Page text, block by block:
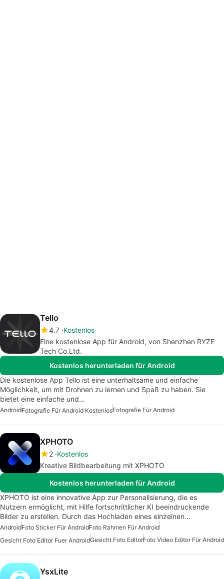
Tello
4.7 Kostenlos
Eine kostenlose App für Android, von Shenzhen RYZE
Tech Co.Ltd.
Kostenlos herunterladen für Android
Die kostenlose App Tello ist eine unterhaltsame und einfache
Möglichkeit, um mit Drohnen zu lernen und Spaß zu haben. Sie
bietet eine einfache und…
AndroidFotografie Für Android KostenlosFotografie Für Android
XPHOTO
2 Kostenlos
Kreative Bildbearbeitung mit XPHOTO
Kostenlos herunterladen für Android
XPHOTO ist eine innovative App zur Personalisierung, die es
Nutzern ermöglicht, mit Hilfe fortschrittlicher KI beeindruckende
Bilder zu erstellen. Durch das Hochladen eines einzelnen…
AndroidFoto Sticker Für AndroidFoto Rahmen Für Android
Gesicht Foto Editor Fuer AndroidGesicht Foto EditorFoto Video Editor Für Android
YsxLite